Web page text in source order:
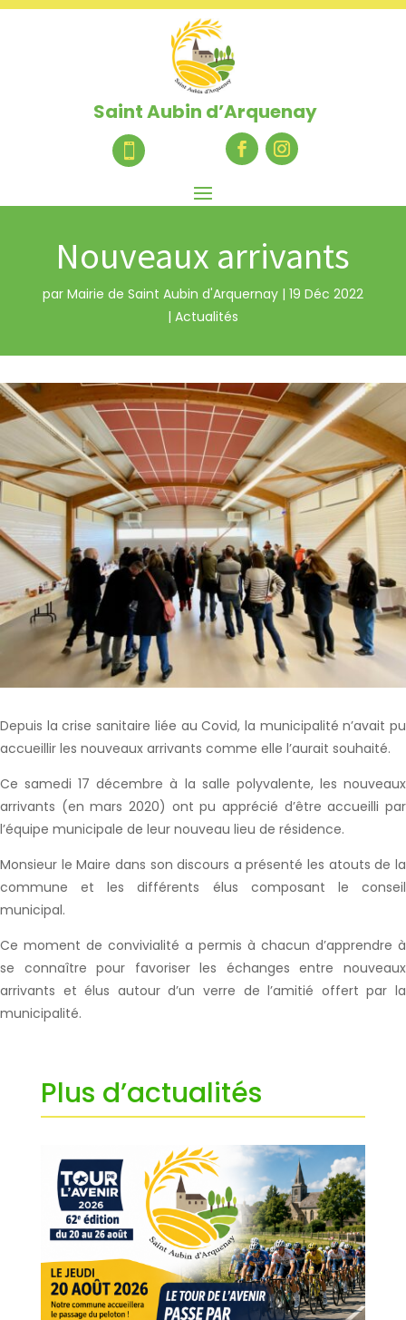
Saint Aubin d’Arquenay

Nouveaux arrivants
par Mairie de Saint Aubin d'Arquernay| 19 Déc 2022
| Actualités
Depuis la crise sanitaire liée au Covid, la municipalité n’avait pu
accueillir les nouveaux arrivants comme elle l’aurait souhaité.
Ce samedi 17 décembre à la salle polyvalente, les nouveaux
arrivants (en mars 2020) ont pu apprécié d’être accueilli par
l’équipe municipale de leur nouveau lieu de résidence.
Monsieur le Maire dans son discours a présenté les atouts de la
commune et les différents élus composant le conseil
municipal.
Ce moment de convivialité a permis à chacun d’apprendre à
se connaître pour favoriser les échanges entre nouveaux
arrivants et élus autour d’un verre de l’amitié offert par la
municipalité.
Plus d’actualités